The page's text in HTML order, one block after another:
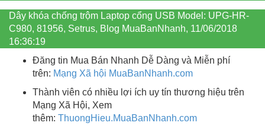
Dây khóa chống trộm Laptop cổng USB Model: UPG-HR-
C980, 81956, Setrus, Blog MuaBanNhanh, 11/06/2018
16:36:19
Đăng tin Mua Bán Nhanh Dễ Dàng và Miễn phí
trên: Mạng Xã hội MuaBanNhanh.com
Thành viên có nhiều lợi ích uy tín thương hiệu trên
Mạng Xã Hội, Xem
thêm: ThuongHieu.MuaBanNhanh.com